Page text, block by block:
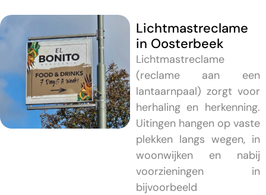
Lichtmastreclame
in Oosterbeek
Lichtmastreclame
(reclame aan een
lantaarnpaal) zorgt voor
herhaling en herkenning.
Uitingen hangen op vaste
plekken langs wegen, in
woonwijken en nabij
voorzieningen in
bijvoorbeeld